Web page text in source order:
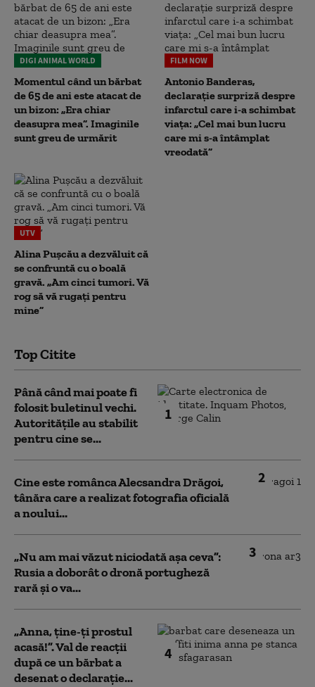
DIGI ANIMAL WORLD
Momentul când un bărbat
de 65 de ani este atacat de
un bizon: „Era chiar
deasupra mea”. Imaginile
sunt greu de urmărit
FILM NOW
Antonio Banderas,
declarație surpriză despre
infarctul care i-a schimbat
viața: „Cel mai bun lucru
care mi s-a întâmplat
vreodată”
UTV
Alina Pușcău a dezvăluit că
se confruntă cu o boală
gravă. „Am cinci tumori. Vă
rog să vă rugați pentru
mine”
Top Citite
1
Până când mai poate fi
folosit buletinul vechi.
Autoritățile au stabilit
pentru cine se...
2
Cine este românca Alecsandra Drăgoi,
tânăra care a realizat fotografia oficială
a noului...
3
„Nu am mai văzut niciodată așa ceva”:
Rusia a doborât o dronă portugheză
rară și o va...
4
„Anna, ţine-ţi prostul
acasă!”. Val de reacții
după ce un bărbat a
desenat o declarație...